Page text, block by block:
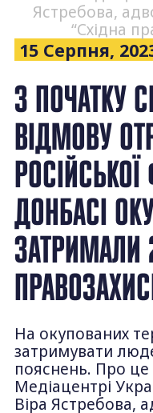
Ястребова,
“Східна
15 Серпня,
З ПОЧАТКУ
ВІДМОВУ
ДОНБАСІ
ЗАТРИМАЛИ
На окупованих
затримувати
пояснень. Про це
Медіацентрі
Віра Ястребова,